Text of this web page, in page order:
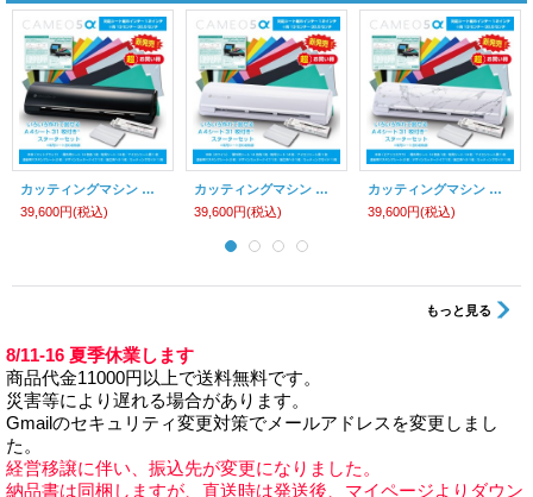
カッティングマシン シルエットカメオ5アルファ マットブラック Silhouette Cameo5α カッティング用シートA4判14色各1枚+転写シート14枚 マスキングシート2枚 アイロンシート1枚 スターターセット
39,600円(税込)
カッティングマシン シルエットカメオ5アルファ ホワイト Silhouette Cameo5α カッティング用シートA4判14色各1枚+転写シート14枚 マスキングシート2枚 アイロンシート1枚スターターセット
39,600円(税込)
カッティングマシン シルエットカメオ5アルファ ビアンコカララ Silhouette Cameo5α カッティング用シートA4判14色各1枚+転写シート14枚 マスキングシート2枚 アイロンシート1枚スターターセット
39,600円(税込)
もっと見る
8/11-16 夏季休業します
商品代金11000円以上で送料無料です。
災害等により遅れる場合があります。
Gmailのセキュリティ変更対策でメールアドレスを変更しまし
た。
経営移譲に伴い、振込先が変更になりました。
納品書は同梱しますが、直送時は発送後、マイページよりダウン